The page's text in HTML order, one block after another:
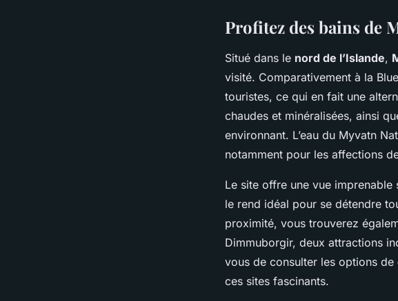
Profitez des bains de
Situé dans le nord de l’Islande,
visité. Comparativement à la
touristes, ce qui en fait une
chaudes et minéralisées, ainsi
environnant. L’eau du Myvatn
notamment pour les affections
Le site offre une vue
le rend idéal pour se détendre
proximité, vous trouverez
Dimmuborgir, deux attractions
vous de consulter les options de
ces sites fascinants.